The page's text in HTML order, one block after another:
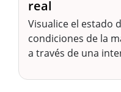
real
Visualice el estado
condiciones de la
a través de una